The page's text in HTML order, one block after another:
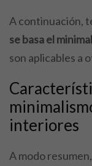
A continuación,
se basa el
son aplicables a
interiores
A modo